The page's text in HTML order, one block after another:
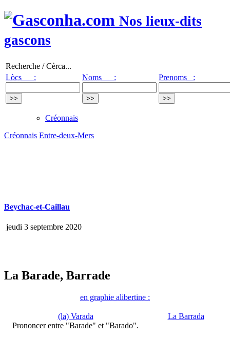
Nos lieux-dits
gascons
Recherche / Cèrca...
Lòcs :
Noms : Prenoms :
Créonnais
Créonnais Entre-deux-Mers
Beychac-et-Caillau
jeudi 3 septembre 2020
La Barade, Barrade
en graphie alibertine :
(la) Varada
Prononcer entre "Barade" et "Barado".
La Barrada